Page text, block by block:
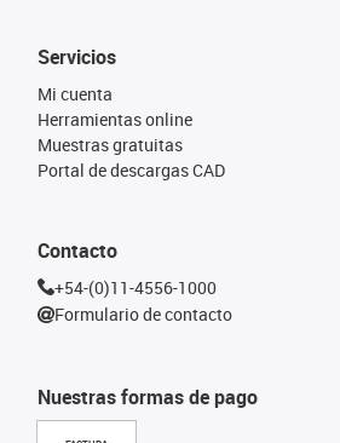
Nuestras formas de pago
Servicios
Mi cuenta
Herramientas online
Muestras gratuitas
Portal de descargas CAD
Contacto
+54-(0)11-4556-1000
Formulario de contacto